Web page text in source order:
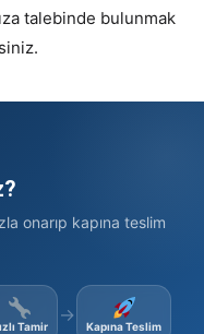
talebinde bulunmak
onarıp kapına teslim
Tamir
→
Kapına Teslim